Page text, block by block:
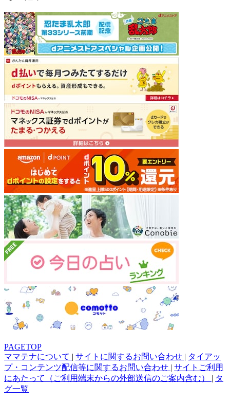
PAGETOP
ママテナについて | サイトに関するお問い合わせ | タイアッ
プ・コンテンツ配信等に関するお問い合わせ | サイトご利用
にあたって（ご利用端末からの外部送信のご案内含む） | タ
グ一覧